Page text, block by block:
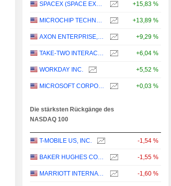
SPACEX (SPACE EXPLORATION TECHNOLOGIES) +15,83 %
MICROCHIP TECHNOLOGY INCORPORATED +13,89 %
AXON ENTERPRISE, INC. +9,29 %
TAKE-TWO INTERACTIVE SOFTWARE, INC. +6,04 %
WORKDAY INC. +5,52 %
MICROSOFT CORPORATION +0,03 %
Die stärksten Rückgänge des
NASDAQ 100
T-MOBILE US, INC. -1,54 %
BAKER HUGHES COMPANY -1,55 %
MARRIOTT INTERNATIONAL, INC. -1,60 %